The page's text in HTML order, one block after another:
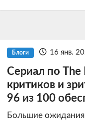
Блоги 16 янв.
Сериал по The
критиков и
96 из 100
Большие ожидания